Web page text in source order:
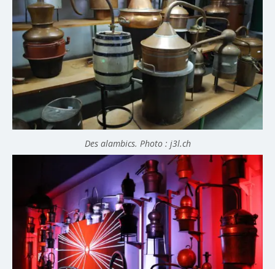
Des alambics. Photo : j3l.ch